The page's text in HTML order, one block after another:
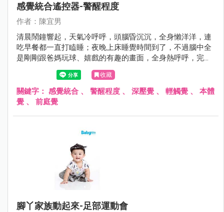
感覺統合遙控器-警醒程度
作者：陳宜男
清晨鬧鐘響起，天氣冷呼呼，頭腦昏沉沉，全身懶洋洋，連
吃早餐都一直打瞌睡；夜晚上床睡覺時間到了，不過腦中全
是剛剛跟爸媽玩球、嬉戲的有趣的畫面，全身熱呼呼，完全
無法靜下心、閉上眼睛睡覺。一個無精打采，一個充滿活
力，為何孩子的表現會有如此大的差異呢？這可能與感覺統
合中經常提到的「警醒程度」調節有關。
收藏
關鍵字： 感覺統合 、 警醒程度 、 深壓覺 、 輕觸覺 、 本體
覺 、 前庭覺
腳丫家族動起來-足部運動會